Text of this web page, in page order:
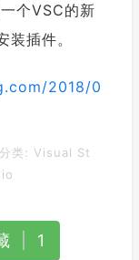
个VSC的新
插件。
2018/0
分类: Visual St
1